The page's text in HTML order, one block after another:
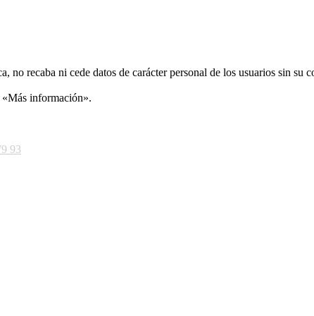
recaba ni cede datos de carácter personal de los usuarios sin su
«Más información».
93